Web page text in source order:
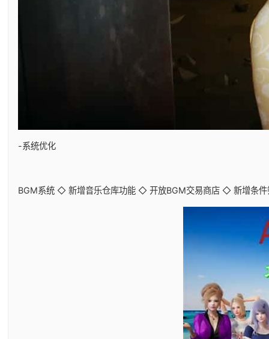
-系统优化
BGM系统 ◇ 新增音乐仓库功能 ◇ 开放BGM交易商店 ◇ 新增条件